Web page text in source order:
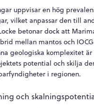
uppvisar en hög
vilket anpassar den till
betonar dock att
mellan mantos och
geologiska komplexitet
potential och skilja
i regionen.
och